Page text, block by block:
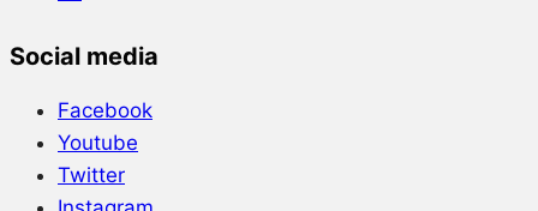
Social media
Facebook
Youtube
Twitter